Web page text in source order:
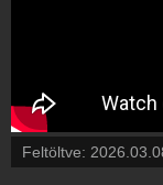
Feltöltve: